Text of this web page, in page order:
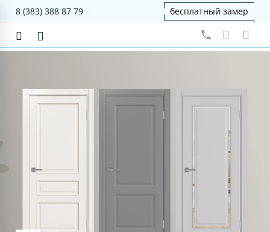
8 (383) 388 87 79 бесплатный замер